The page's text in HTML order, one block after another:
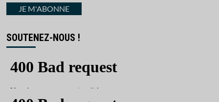
courrielJE M'ABONNE
SOUTENEZ-NOUS !